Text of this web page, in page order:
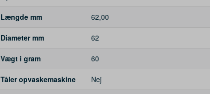
Længde mm 62,00
Diameter mm 62
Vægt i gram 60
Tåler opvaskemaskine Nej